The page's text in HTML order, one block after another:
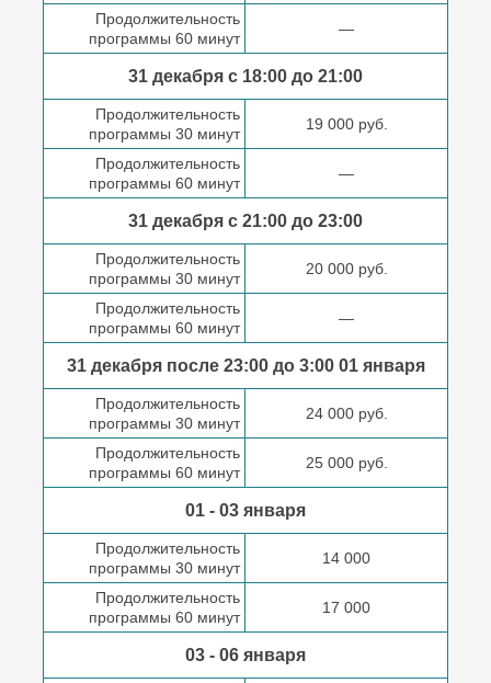
Продолжительность
программы 60 минут
—
31 декабря с 18:00 до 21:00
Продолжительность
программы 30 минут
19 000 руб.
Продолжительность
программы 60 минут
—
31 декабря с 21:00 до 23:00
Продолжительность
программы 30 минут
20 000 руб.
Продолжительность
программы 60 минут
—
31 декабря после23:00 до 3:0001 января
Продолжительность
программы 30 минут
24 000 руб.
Продолжительность
программы 60 минут
25 000 руб.
01 - 03 января
Продолжительность
программы 30 минут
14 000
Продолжительность
программы 60 минут
17 000
03 - 06 января